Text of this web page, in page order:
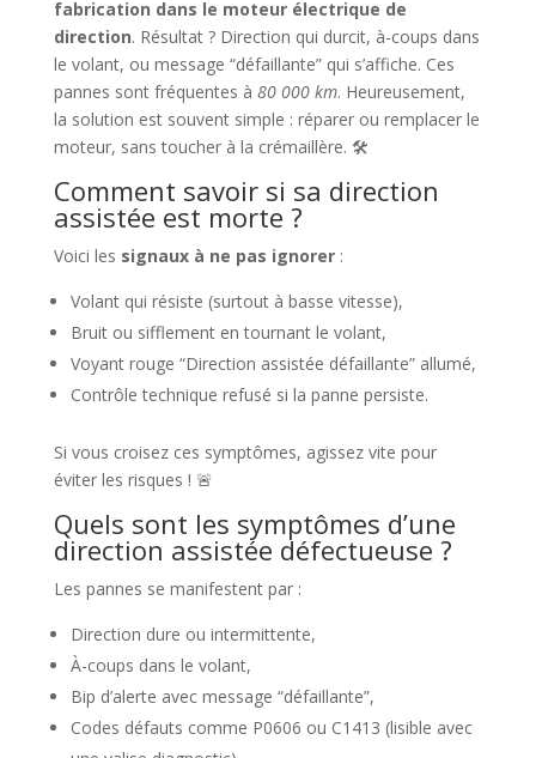
fabrication dans le moteur électrique de
direction. Résultat ? Direction qui durcit, à-coups dans
le volant, ou message “défaillante” qui s’affiche. Ces
pannes sont fréquentes à 80 000 km. Heureusement,
la solution est souvent simple : réparer ou remplacer le
moteur, sans toucher à la crémaillère. 🛠️
Comment savoir si sa direction
assistée est morte ?
Voici les signaux à ne pas ignorer:
Volant qui résiste (surtout à basse vitesse),
Bruit ou sifflement en tournant le volant,
Voyant rouge “Direction assistée défaillante” allumé,
Contrôle technique refusé si la panne persiste.
Si vous croisez ces symptômes, agissez vite pour
éviter les risques ! 🚨
Quels sont les symptômes d’une
direction assistée défectueuse ?
Les pannes se manifestent par :
Direction dure ou intermittente,
À-coups dans le volant,
Bip d’alerte avec message “défaillante”,
Codes défauts comme P0606 ou C1413 (lisible avec